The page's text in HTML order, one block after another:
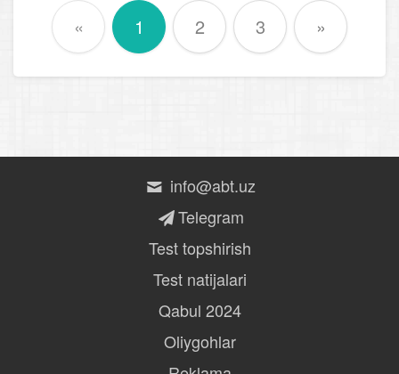
« 1 2 3 »
info@abt.uz
Telegram
Test topshirish
Test natijalari
Qabul 2024
Oliygohlar